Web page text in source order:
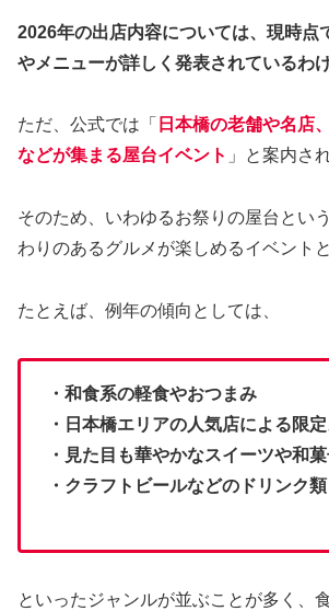
2026年の出店内容については、現時点
やメニューが詳しく発表されているわ
ただ、公式では「 日本橋の老舗や名店
などが集まる屋台イベント 」と案内さ
そのため、いわゆるお祭りの屋台とい
わりのあるグルメが楽しめるイベント
たとえば、例年の傾向としては、
・和食系の軽食やおつまみ
・日本橋エリアの人気店による限
・見た目も華やかなスイーツや和
・クラフトビールなどのドリンク類
といったジャンルが並ぶことが多く、